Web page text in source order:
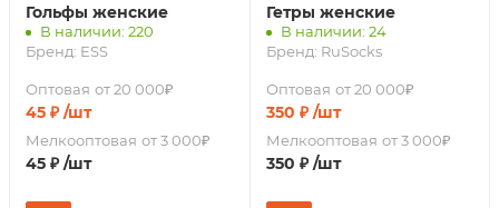
Гольфы женские
В наличии: 220
Бренд: ESS
Оптовая от 20 000₽
45 ₽ /шт
Мелкооптовая от 3 000₽
45 ₽ /шт
Гетры женские
В наличии: 24
Бренд: RuSocks
Оптовая от 20 000₽
350 ₽ /шт
Мелкооптовая от 3 000₽
350 ₽ /шт